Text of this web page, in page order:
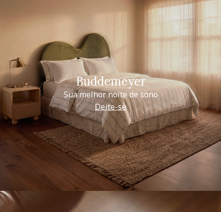
Buddemeyer
Sua melhor noite de sono
Deite-se